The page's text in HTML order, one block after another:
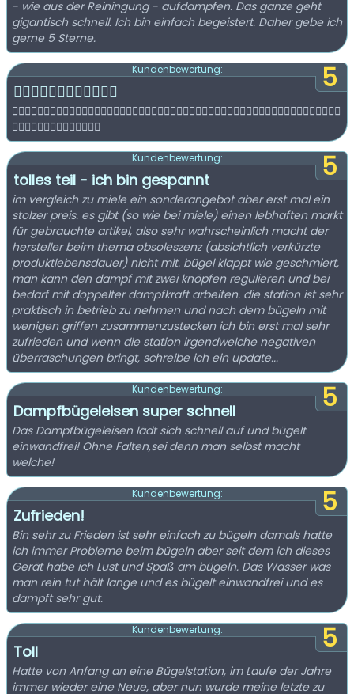
- wie aus der Reiningung - aufdampfen. Das ganze geht
gigantisch schnell. Ich bin einfach begeistert. Daher gebe ich
gerne 5 Sterne.
5
Kundenbewertung:
👍🏼👍🏼👍🏼👍🏼👍🏼👍🏼
👍🏼👍🏼👍🏼👍🏼👍🏼👍🏼👍🏼👍🏼👍🏼👍🏼👍🏼👍🏼👍🏼👍🏼👍🏼👍🏼👍🏼👍🏼👍🏼👍🏼👍🏼👍🏼👍🏼👍🏼👍🏼👍🏼
👍🏼👍🏼👍🏼👍🏼👍🏼👍🏼👍🏼
5
Kundenbewertung:
tolles teil - ich bin gespannt
im vergleich zu miele ein sonderangebot aber erst mal ein
stolzer preis. es gibt (so wie bei miele) einen lebhaften markt
für gebrauchte artikel, also sehr wahrscheinlich macht der
hersteller beim thema obsoleszenz (absichtlich verkürzte
produktlebensdauer) nicht mit. bügel klappt wie geschmiert,
man kann den dampf mit zwei knöpfen regulieren und bei
bedarf mit doppelter dampfkraft arbeiten. die station ist sehr
praktisch in betrieb zu nehmen und nach dem bügeln mit
wenigen griffen zusammenzustecken ich bin erst mal sehr
zufrieden und wenn die station irgendwelche negativen
überraschungen bringt, schreibe ich ein update...
5
Kundenbewertung:
Dampfbügeleisen super schnell
Das Dampfbügeleisen lädt sich schnell auf und bügelt
einwandfrei! Ohne Falten,sei denn man selbst macht
welche!
5
Kundenbewertung:
Zufrieden!
Bin sehr zu Frieden ist sehr einfach zu bügeln damals hatte
ich immer Probleme beim bügeln aber seit dem ich dieses
Gerät habe ich Lust und Spaß am bügeln. Das Wasser was
man rein tut hält lange und es bügelt einwandfrei und es
dampft sehr gut.
5
Kundenbewertung:
Toll
Hatte von Anfang an eine Bügelstation, im Laufe der Jahre
immer wieder eine Neue, aber nun wurde meine letzte zu